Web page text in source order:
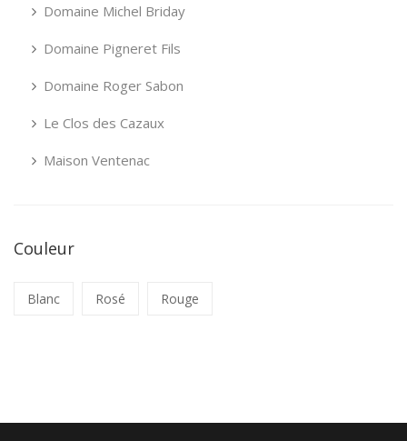
Domaine Michel Briday
Domaine Pigneret Fils
Domaine Roger Sabon
Le Clos des Cazaux
Maison Ventenac
Couleur
Blanc Rosé Rouge